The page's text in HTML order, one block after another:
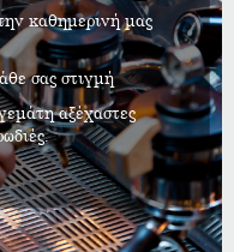
καθημερινή μας
σας στιγμή
αξέχαστες